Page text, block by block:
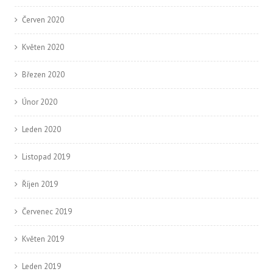
Červen 2020
Květen 2020
Březen 2020
Únor 2020
Leden 2020
Listopad 2019
Říjen 2019
Červenec 2019
Květen 2019
Leden 2019